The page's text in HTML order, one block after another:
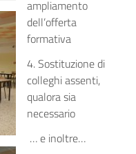
ampliamento
dell’offerta
formativa
4. Sostituzione di
colleghi assenti,
qualora sia
necessario
… e inoltre…